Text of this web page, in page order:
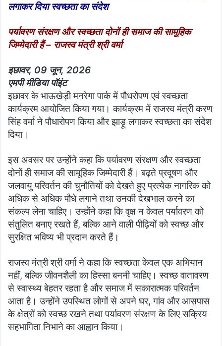
लगाकर दिया स्वच्छता का संदेश
पर्यावरण संरक्षण और स्वच्छता दोनों ही समाज की सामूहिक
जिम्मेदारी हैं – राजस्व मंत्री श्री वर्मा
इछावर, 09 जून, 2026
एमपी मीडिया पॉइंट
इछावर के भाऊखेड़ी मनरेगा पार्क में पौधरोपण एवं स्वच्छता
कार्यक्रम आयोजित किया गया। कार्यक्रम में राजस्व मंत्री करण
सिंह वर्मा ने पौधारोपण किया और झाड़ू लगाकर स्वच्छता का संदेश
दिया।
इस अवसर पर उन्होंने कहा कि पर्यावरण संरक्षण और स्वच्छता
दोनों ही समाज की सामूहिक जिम्मेदारी हैं। बढ़ते प्रदूषण और
जलवायु परिवर्तन की चुनौतियों को देखते हुए प्रत्येक नागरिक को
अधिक से अधिक पौधे लगाने तथा उनकी देखभाल करने का
संकल्प लेना चाहिए। उन्होंने कहा कि वृक्ष न केवल पर्यावरण को
संतुलित बनाए रखते हैं, बल्कि आने वाली पीढ़ियों को स्वच्छ और
सुरक्षित भविष्य भी प्रदान करते हैं।
राजस्व मंत्री श्री वर्मा ने कहा कि स्वच्छता केवल एक अभियान
नहीं, बल्कि जीवनशैली का हिस्सा बननी चाहिए। स्वच्छ वातावरण
से स्वास्थ्य बेहतर रहता है और समाज में सकारात्मक परिवर्तन
आता है। उन्होंने उपस्थित लोगों से अपने घर, गांव और आसपास
के क्षेत्रों को स्वच्छ रखने तथा पर्यावरण संरक्षण के लिए सक्रिय
सहभागिता निभाने का आह्वान किया।